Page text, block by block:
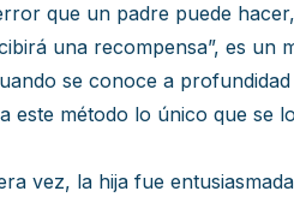
que un padre puede
una recompensa”, es un
se conoce a
este método lo único que se
vez, la hija fue